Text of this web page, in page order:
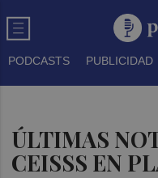
PODCASTS PUBLICIDAD
ÚLTIMAS
CEISSS EN